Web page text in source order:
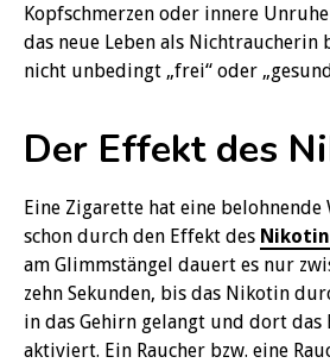
Kopfschmerzen oder innere
das neue Leben als Nichtraucherin
nicht unbedingt „frei“ oder
Der Effekt des
Eine Zigarette hat eine
schon durch den Effekt des
am Glimmstängel dauert es nur
zehn Sekunden, bis das Nikotin
in das Gehirn gelangt und dort das
aktiviert. Ein Raucher bzw. eine